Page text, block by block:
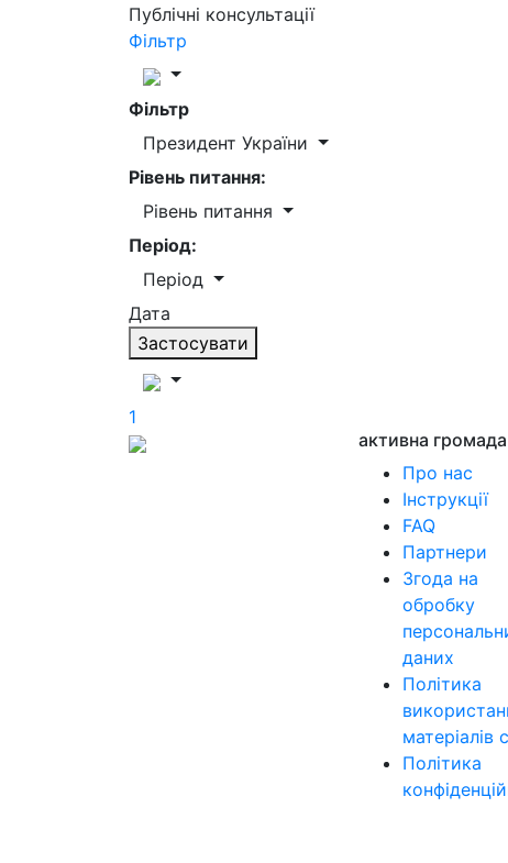
Публічні консультації
Фільтр
Фільтр
Президент України
Рівень питання:
Рівень питання
Період:
Період
Дата
Застосувати
1
активна громада
Про нас
Інструкції
FAQ
Партнери
Згода на
обробку
даних
Політика
матеріалів
Політика